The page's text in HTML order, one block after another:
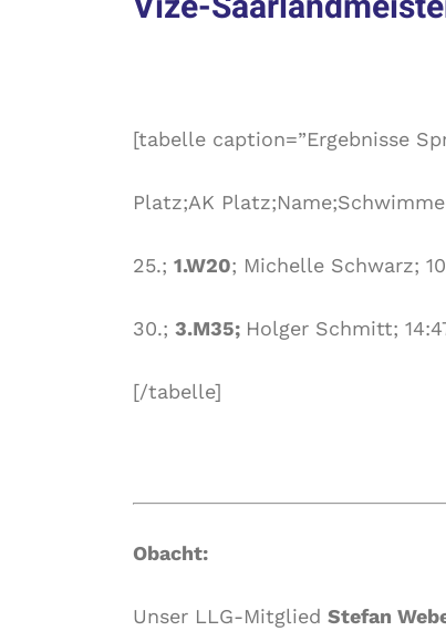
[tabelle caption=”Ergebnisse
Platz;AK
25.; 1.W20; Michelle Schwarz;
30.; 3.M35; Holger Schmitt;
[/tabelle]
Obacht:
Unser LLG-Mitglied Stefan